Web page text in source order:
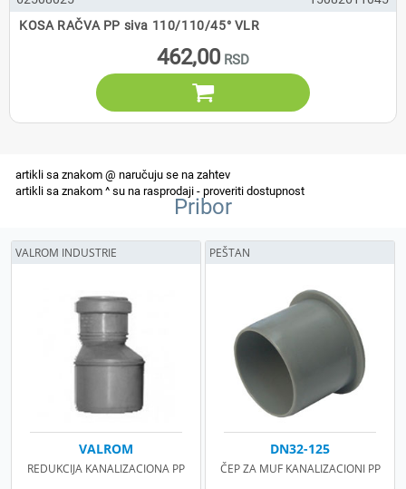
KOSA RAČVA PP siva 110/110/45° VLR
462,00

Pribor
VALROM
REDUKCIJA KANALIZACIONA PP
VALROM INDUSTRIE
DN32-125
ČEP ZA MUF KANALIZACIONI PP
PEŠTAN